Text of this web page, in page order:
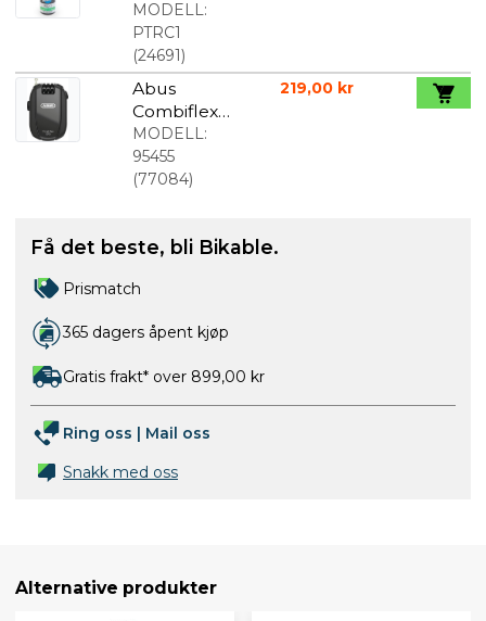
Compound
RC-1
MODELL:
PTRC1
(24691)
Abus
Combiflex
Break 85
Svart
MODELL:
95455
(77084)
219,00 kr
Få det beste, bli Bikable.
Prismatch
365 dagers åpent kjøp
Gratis frakt* over 899,00 kr
Ring oss | Mail oss
Snakk med oss
Alternative produkter